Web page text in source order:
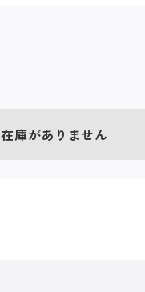
在庫がありません